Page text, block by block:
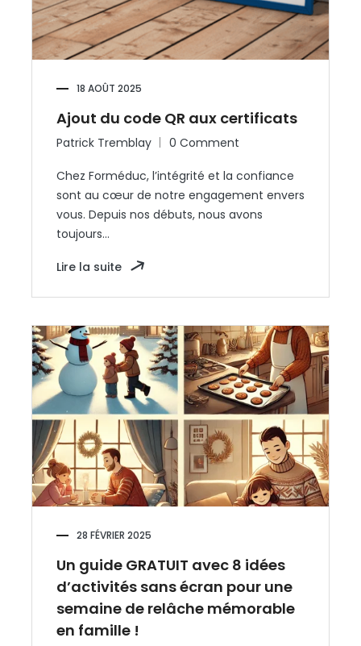
18 AOÛT 2025
Ajout du code QR aux certificats
Patrick Tremblay 0 Comment
Chez Forméduc, l’intégrité et la confiance
sont au cœur de notre engagement envers
vous. Depuis nos débuts, nous avons
toujours…
Lire la suite
28 FÉVRIER 2025
Un guide GRATUIT avec 8 idées
d’activités sans écran pour une
semaine de relâche mémorable
en famille !